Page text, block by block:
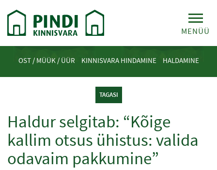
MENÜÜ
OST / MÜÜK / ÜÜR KINNISVARA HINDAMINE HALDAMINE
TAGASI
Haldur selgitab: “Kõige
kallim otsus ühistus: valida
odavaim pakkumine”